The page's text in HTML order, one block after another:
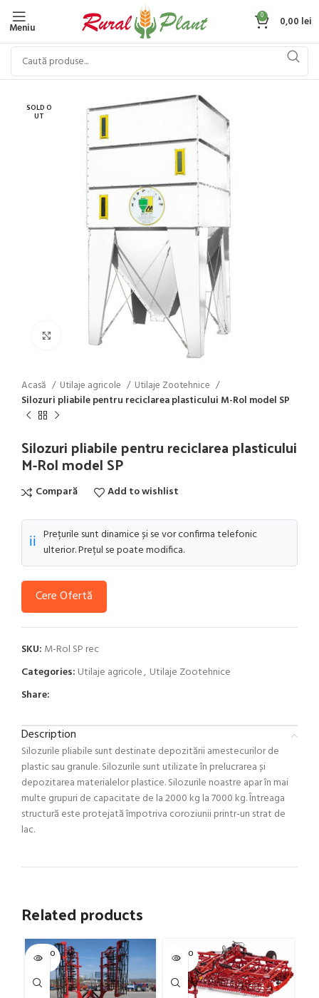
Meniu
0 0,00 lei
SOLD O
UT
Click to enlarge
Acasă Utilaje agricole
Utilaje Zootehnice
Silozuri pliabile pentru reciclarea plasticului M-Rol model SP
Silozuri pliabile pentru reciclarea plasticului
M-Rol model SP
Compară Add to wishlist
ℹ️ Prețurile sunt dinamice și se vor confirma telefonic
ulterior. Prețul se poate modifica.
Cere Ofertă
SKU: M-Rol SP rec
Categories: Utilaje agricole, Utilaje Zootehnice
Share:
Description
Silozurile pliabile sunt destinate depozitării amestecurilor de
plastic sau granule. Silozurile sunt utilizate în prelucrarea și
depozitarea materialelor plastice. Silozurile noastre apar în mai
multe grupuri de capacitate de la 2000 kg la 7000 kg. Întreaga
structură este protejată împotriva coroziunii printr-un strat de
lac.
Related products
SOLD O
UT
SOLD O
UT